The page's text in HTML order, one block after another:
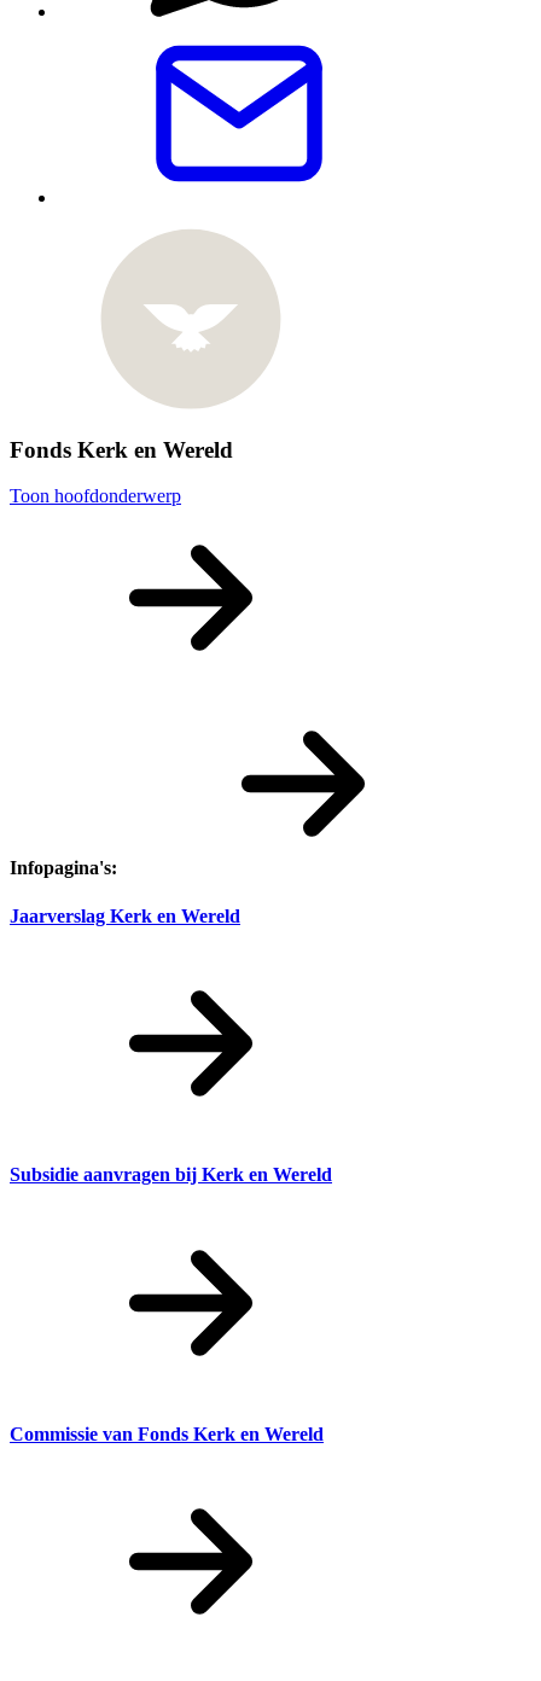
Fonds Kerk en Wereld
Toon hoofdonderwerp
Infopagina's:
Jaarverslag Kerk en Wereld
Subsidie aanvragen bij Kerk en Wereld
Commissie van Fonds Kerk en Wereld